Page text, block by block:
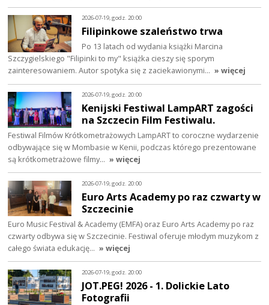
2026-07-19, godz. 20:00
Filipinkowe szaleństwo trwa
Po 13 latach od wydania książki Marcina
Szczygielskiego "Filipinki to my" książka cieszy się sporym
zainteresowaniem. Autor spotyka się z zaciekawionymi… » więcej
2026-07-19, godz. 20:00
Kenijski Festiwal LampART zagości
na Szczecin Film Festiwalu.
Festiwal Filmów Krótkometrażowych LampART to coroczne wydarzenie
odbywające się w Mombasie w Kenii, podczas którego prezentowane
są krótkometrażowe filmy… » więcej
2026-07-19, godz. 20:00
Euro Arts Academy po raz czwarty w
Szczecinie
Euro Music Festival & Academy (EMFA) oraz Euro Arts Academy po raz
czwarty odbywa się w Szczecinie. Festiwal oferuje młodym muzykom z
całego świata edukację… » więcej
2026-07-19, godz. 20:00
JOT.PEG! 2026 - 1. Dolickie Lato
Fotografii